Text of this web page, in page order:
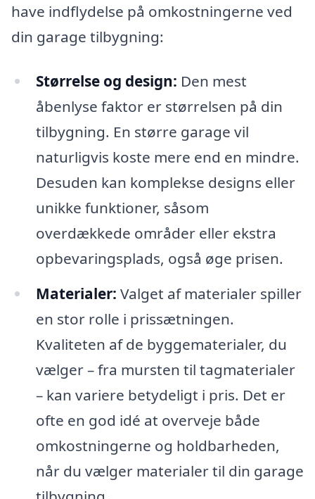
have indflydelse på omkostningerne ved
din garage tilbygning:
Størrelse og design: Den mest
åbenlyse faktor er størrelsen på din
tilbygning. En større garage vil
naturligvis koste mere end en mindre.
Desuden kan komplekse designs eller
unikke funktioner, såsom
overdækkede områder eller ekstra
opbevaringsplads, også øge prisen.
Materialer: Valget af materialer spiller
en stor rolle i prissætningen.
Kvaliteten af de byggematerialer, du
vælger – fra mursten til tagmaterialer
– kan variere betydeligt i pris. Det er
ofte en god idé at overveje både
omkostningerne og holdbarheden,
når du vælger materialer til din garage